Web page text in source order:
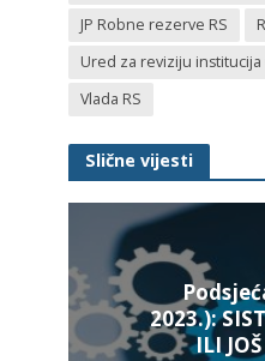
JP Robne rezerve RS
Ured za reviziju institucija
Vlada RS
Slične vijesti
2023.):
ILI